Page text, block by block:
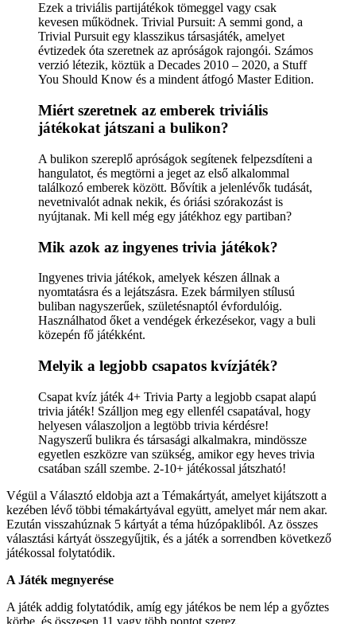
Ezek a triviális partijátékok tömeggel vagy csak
kevesen működnek. Trivial Pursuit: A semmi gond, a
Trivial Pursuit egy klasszikus társasjáték, amelyet
évtizedek óta szeretnek az apróságok rajongói. Számos
verzió létezik, köztük a Decades 2010 – 2020, a Stuff
You Should Know és a mindent átfogó Master Edition.
Miért szeretnek az emberek triviális
játékokat játszani a bulikon?
A bulikon szereplő apróságok segítenek felpezsdíteni a
hangulatot, és megtörni a jeget az első alkalommal
találkozó emberek között. Bővítik a jelenlévők tudását,
nevetnivalót adnak nekik, és óriási szórakozást is
nyújtanak. Mi kell még egy játékhoz egy partiban?
Mik azok az ingyenes trivia játékok?
Ingyenes trivia játékok, amelyek készen állnak a
nyomtatásra és a lejátszásra. Ezek bármilyen stílusú
buliban nagyszerűek, születésnaptól évfordulóig.
Használhatod őket a vendégek érkezésekor, vagy a buli
közepén fő játékként.
Melyik a legjobb csapatos kvízjáték?
Csapat kvíz játék 4+ Trivia Party a legjobb csapat alapú
trivia játék! Szálljon meg egy ellenfél csapatával, hogy
helyesen válaszoljon a legtöbb trivia kérdésre!
Nagyszerű bulikra és társasági alkalmakra, mindössze
egyetlen eszközre van szükség, amikor egy heves trivia
csatában száll szembe. 2-10+ játékossal játszható!
Végül a Választó eldobja azt a Témakártyát, amelyet kijátszott a
kezében lévő többi témakártyával együtt, amelyet már nem akar.
Ezután visszahúznak 5 kártyát a téma húzópakliból. Az összes
választási kártyát összegyűjtik, és a játék a sorrendben következő
játékossal folytatódik.
A Játék megnyerése
A játék addig folytatódik, amíg egy játékos be nem lép a győztes
körbe, és összesen 11 vagy több pontot szerez.